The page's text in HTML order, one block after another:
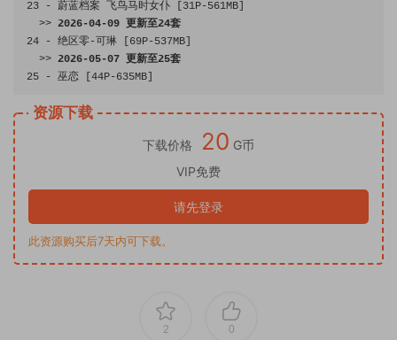
23
- 蔚蓝档案 飞鸟马时女仆 [31P-561MB]
>> 2026-04-09 更新至24套
24
- 绝区零-可琳 [69P-537MB]
>> 2026-05-07 更新至25套
25
- 巫恋 [44P-635MB]
资源下载
下载价格 20 G币
VIP免费
请先登录
此资源购买后7天内可下载。
2 0